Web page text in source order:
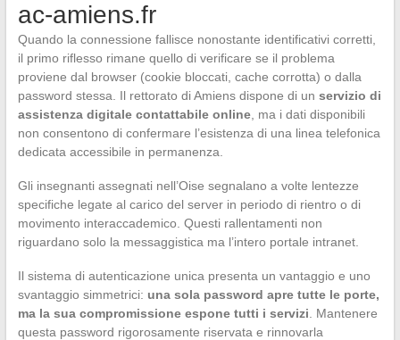
ac-amiens.fr
Quando la connessione fallisce nonostante identificativi corretti,
il primo riflesso rimane quello di verificare se il problema
proviene dal browser (cookie bloccati, cache corrotta) o dalla
password stessa. Il rettorato di Amiens dispone di un servizio di
assistenza digitale contattabile online, ma i dati disponibili
non consentono di confermare l’esistenza di una linea telefonica
dedicata accessibile in permanenza.
Gli insegnanti assegnati nell’Oise segnalano a volte lentezze
specifiche legate al carico del server in periodo di rientro o di
movimento interaccademico. Questi rallentamenti non
riguardano solo la messaggistica ma l’intero portale intranet.
Il sistema di autenticazione unica presenta un vantaggio e uno
svantaggio simmetrici: una sola password apre tutte le porte,
ma la sua compromissione espone tutti i servizi. Mantenere
questa password rigorosamente riservata e rinnovarla